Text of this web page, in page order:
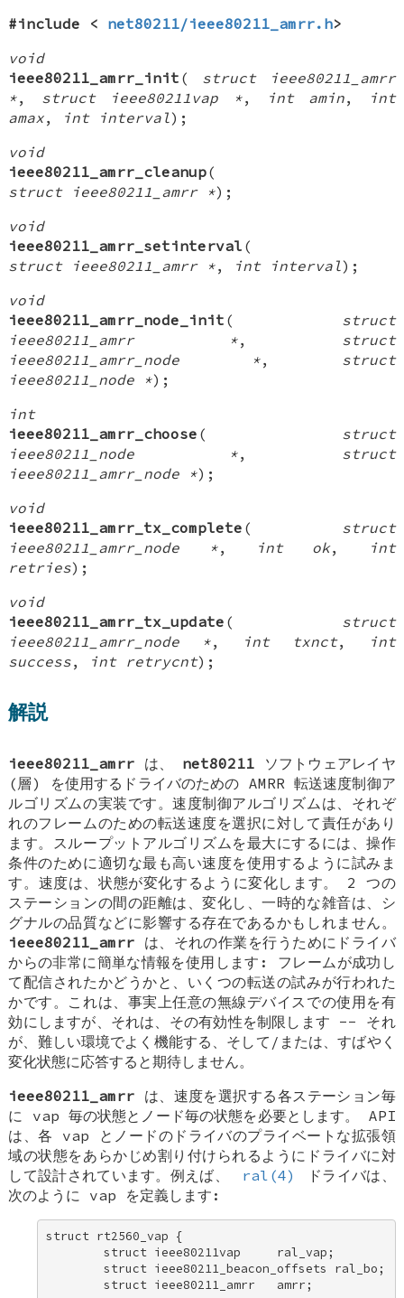
#include < net80211/ieee80211_amrr.h>
void
ieee80211_amrr_init ( struct ieee80211_amrr
*, struct ieee80211vap *, int amin,
int
amax, int interval );
void
ieee80211_amrr_cleanup(
struct ieee80211_amrr *);
void
ieee80211_amrr_setinterval (
struct ieee80211_amrr *, int interval );
void
ieee80211_amrr_node_init ( struct
ieee80211_amrr *, struct
ieee80211_amrr_node *, struct
ieee80211_node *);
int
ieee80211_amrr_choose ( struct
ieee80211_node *, struct
ieee80211_amrr_node *);
void
ieee80211_amrr_tx_complete ( struct
ieee80211_amrr_node *, int ok,
int
retries);
void
ieee80211_amrr_tx_update ( struct
ieee80211_amrr_node *, int txnct,
int
success, int retrycnt);
解説
ieee80211_amrr は、 net80211 ソフトウェアレイヤ
(層) を使用するドライバのための AMRR 転送速度制御ア
ルゴリズムの実装です。速度制御アルゴリズムは、それぞ
れのフレームのための転送速度を選択に対して責任があり
ます。スループットアルゴリズムを最大にするには、操作
条件のために適切な最も高い速度を使用するように試みま
す。速度は、状態が変化するように変化します。 2 つの
ステーションの間の距離は、変化し、一時的な雑音は、シ
グナルの品質などに影響する存在であるかもしれません。
ieee80211_amrr は、それの作業を行うためにドライバ
からの非常に簡単な情報を使用します: フレームが成功し
て配信されたかどうかと、いくつの転送の試みが行われた
かです。これは、事実上任意の無線デバイスでの使用を有
効にしますが、それは、その有効性を制限します -- それ
が、難しい環境でよく機能する、そして/または、すばやく
変化状態に応答すると期待しません。
ieee80211_amrr は、速度を選択する各ステーション毎
に vap 毎の状態とノード毎の状態を必要とします。 API
は、各 vap とノードのドライバのプライベートな拡張領
域の状態をあらかじめ割り付けられるようにドライバに対
して設計されています。例えば、
ral(4)
ドライバは、
次のように vap を定義します:
struct rt2560_vap {
        struct ieee80211vap     ral_vap;
        struct ieee80211_beacon_offsets ral_bo;
        struct ieee80211_amrr   amrr;